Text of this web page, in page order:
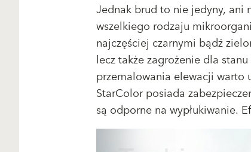
Jednak brud to nie jedyny, ani
wszelkiego rodzaju
najczęściej czarnymi bądź
lecz także zagrożenie dla
przemalowania elewacji warto
StarColor posiada
są odporne na wypłukiwanie.